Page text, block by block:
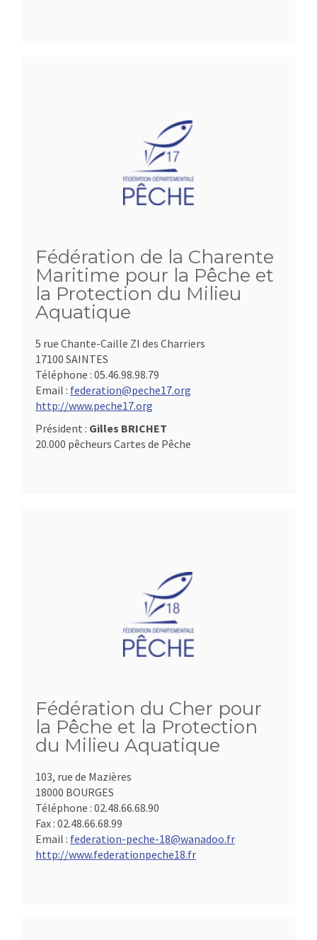
Fédération de la Charente
Maritime pour la Pêche et
la Protection du Milieu
Aquatique
5 rue Chante-Caille ZI des Charriers
17100 SAINTES
Téléphone : 05.46.98.98.79
Email : federation@peche17.org
http://www.peche17.org
Président : Gilles BRICHET
20.000 pêcheurs Cartes de Pêche
Fédération du Cher pour
la Pêche et la Protection
du Milieu Aquatique
103, rue de Mazières
18000 BOURGES
Téléphone : 02.48.66.68.90
Fax : 02.48.66.68.99
Email : federation-peche-18@wanadoo.fr
http://www.federationpeche18.fr